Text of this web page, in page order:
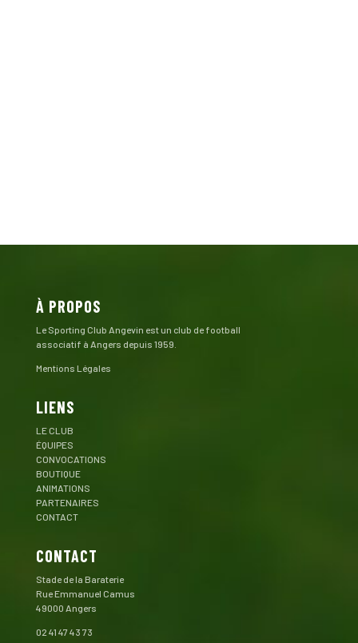
À PROPOS
Le Sporting Club Angevin est un club de football
associatif à Angers depuis 1959.
Mentions Légales
LIENS
LE CLUB
ÉQUIPES
CONVOCATIONS
BOUTIQUE
ANIMATIONS
PARTENAIRES
CONTACT
CONTACT
Stade de la Baraterie
Rue Emmanuel Camus
49000 Angers
02 41 47 43 73